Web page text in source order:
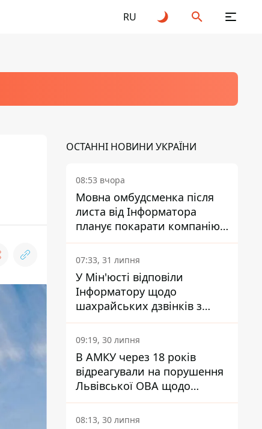
RU
ОСТАННІ НОВИНИ УКРАЇНИ
08:53 вчора
Мовна омбудсменка після
листа від Інформатора
планує покарати компанію-
підрядника ПриватБанку
07:33, 31 липня
У Мін'юсті відповіли
Інформатору щодо
шахрайських дзвінків з
камери Сумського СІЗО так,
що ніхто нічого не зрозумів
09:19, 30 липня
В АМКУ через 18 років
відреагували на порушення
Львівської ОВА щодо
харчування у закладах
освіти
08:13, 30 липня